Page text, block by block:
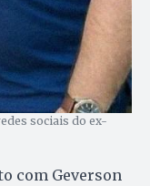
sociais do ex-
com Geverson